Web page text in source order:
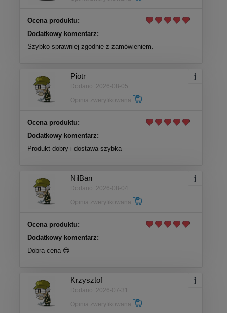
Ocena produktu:
Dodatkowy komentarz:
Szybko sprawniej zgodnie z zamówieniem.
Piotr
Dodano: 2026-08-05
Opinia zweryfikowana
Ocena produktu:
Dodatkowy komentarz:
Produkt dobry i dostawa szybka
NilBan
Dodano: 2026-08-04
Opinia zweryfikowana
Ocena produktu:
Dodatkowy komentarz:
Dobra cena 😎
Krzysztof
Dodano: 2026-07-31
Opinia zweryfikowana